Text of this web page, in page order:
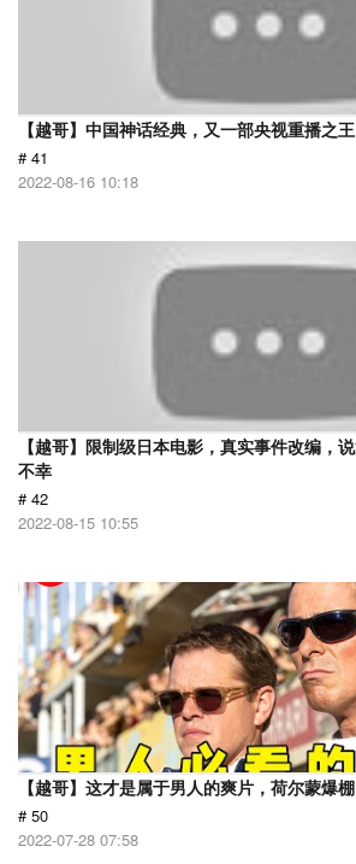
【越哥】中国神话经典，又一部央视重播之
# 41
2022-08-16 10:18
【越哥】限制级日本电影，真实事件改编，
不幸
# 42
2022-08-15 10:55
【越哥】这才是属于男人的爽片，荷尔蒙爆
# 50
2022-07-28 07:58